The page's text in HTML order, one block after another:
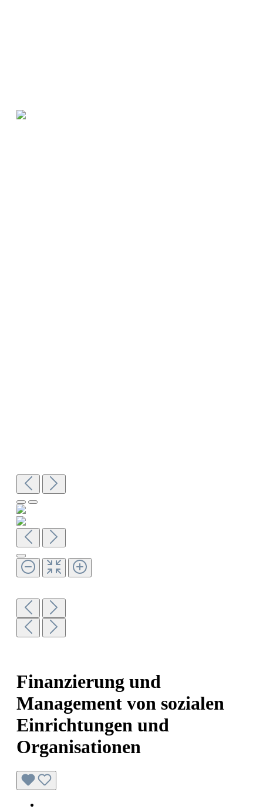
Finanzierung und
Management von sozialen
Einrichtungen und
Organisationen